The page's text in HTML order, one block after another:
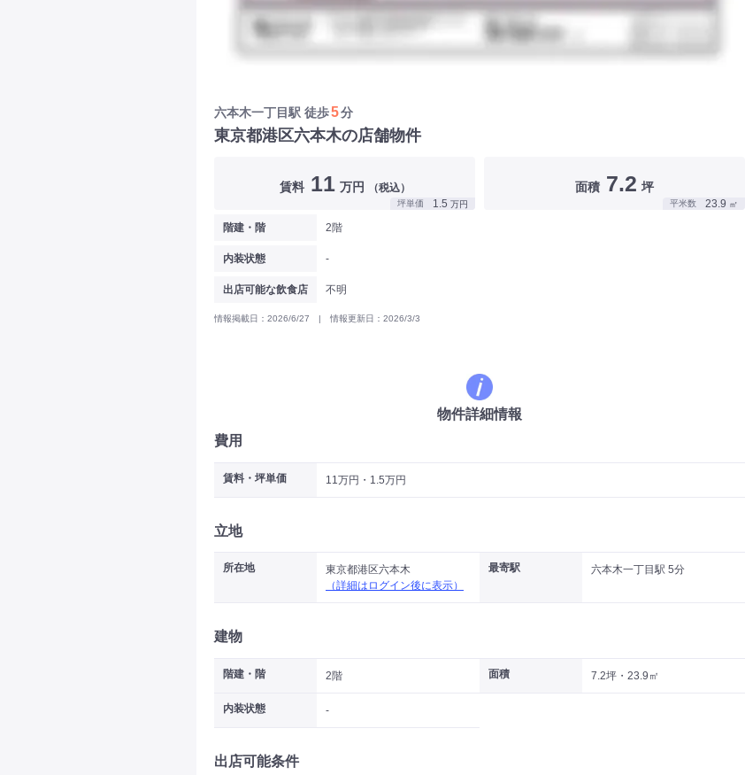
六本木一丁目駅 徒歩5分
東京都港区六本木の店舗物件
賃料 11 万円 （税込）
坪単価 1.5 万円
面積 7.2 坪
平米数 23.9 ㎡
階建・階 2階
内装状態 -
出店可能な飲食店 不明
情報掲載日：2026/6/27 | 情報更新日：2026/3/3
物件詳細情報
費用
賃料・坪単価 11万円・1.5万円
立地
所在地
東京都港区六本木
（詳細はログイン後に表示）
最寄駅 六本木一丁目駅 5分
建物
階建・階 2階 面積 7.2坪・23.9㎡
内装状態 -
出店可能条件